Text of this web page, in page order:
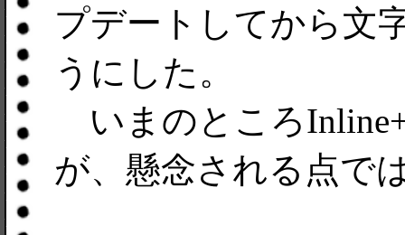
プデートしてから文
うにした。
いまのところ
が、懸念される点で